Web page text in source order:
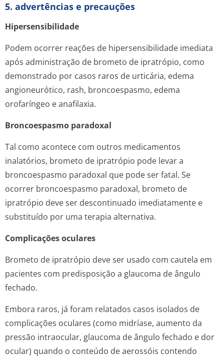
5. advertências e precauções
Hipersensibili­dade
Podem ocorrer reações de hipersensibilidade imediata
após administração de brometo de ipratrópio, como
demonstrado por casos raros de urticária, edema
angioneurótico, rash, broncoespasmo, edema
orofaríngeo e anafilaxia.
Broncoespasmo paradoxal
Tal como acontece com outros medicamentos
inalatórios, brometo de ipratrópio pode levar a
broncoespasmo paradoxal que pode ser fatal. Se
ocorrer broncoespasmo paradoxal, brometo de
ipratrópio deve ser descontinuado imediatamente e
substituído por uma terapia alternativa.
Complicações oculares
Brometo de ipratrópio deve ser usado com cautela em
pacientes com predisposição a glaucoma de ângulo
fechado.
Embora raros, já foram relatados casos isolados de
complicações oculares (como midríase, aumento da
pressão intraocular, glaucoma de ângulo fechado e dor
ocular) quando o conteúdo de aerossóis contendo